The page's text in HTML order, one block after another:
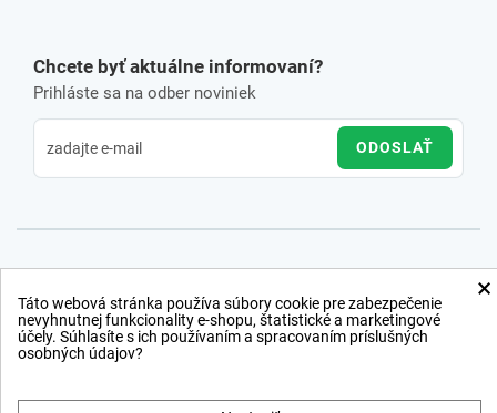
Chcete byť aktuálne informovaní?
Prihláste sa na odber noviniek
ODOSLAŤ
×
Táto webová stránka používa súbory cookie pre zabezpečenie
nevyhnutnej funkcionality e-shopu, štatistické a marketingové
účely. Súhlasíte s ich používaním a spracovaním príslušných
osobných údajov?